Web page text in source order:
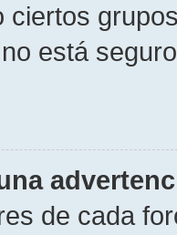
ciertos
está
de cada